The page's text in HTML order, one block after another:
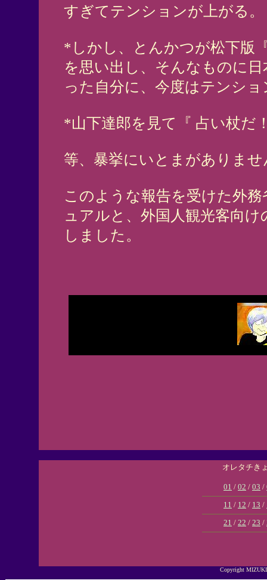
すぎてテンションが上がる。
*しかし、とんかつが松下版
を思い出し、そんなものに
った自分に、今度はテンシ
*山下達郎を見て『 占い杖だ
等、暴挙にいとまがありませ
このような報告を受けた外
ュアルと、外国人観光客向
しました。
オレタチき
01 / 02 / 03 /
11 / 12 / 13 /
21 / 22 / 23 /
Copyright MIZUKI